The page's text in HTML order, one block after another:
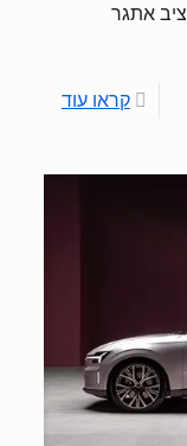
אתגר
קראו עוד